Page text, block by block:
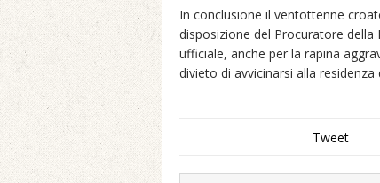
In conclusione il ventottenne
disposizione del Procuratore della
ufficiale, anche per la rapina
divieto di avvicinarsi alla
Tweet